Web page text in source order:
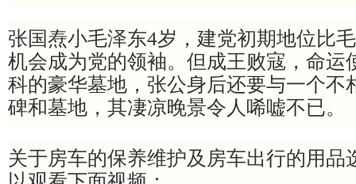
张国焘小毛泽东4岁，建党初期地位比
机会成为党的领袖。但成王败寇，命运
科的豪华墓地，张公身后还要与一个不
碑和墓地，其凄凉晚景令人唏嘘不已。
关于房车的保养维护及房车出行的用品